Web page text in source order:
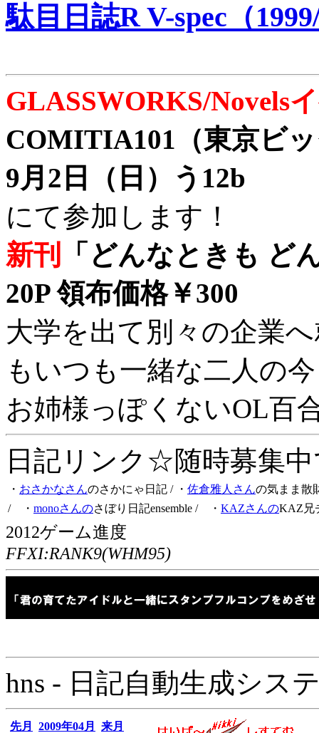
駄目日誌R V-spec（
GLASSWORKS/Novels
COMITIA101（東京ビ
9月2日（日）う12b
にて参加します！
新刊
「どんなときも ど
20P 領布価格￥300
大学を出て別々の企業
もいつも一緒な二人の
お姉様っぽくないOL百
日記リンク☆随時募集
・ おさかなさんのさかにゃ日記 / ・ 佐倉雅人さんの気まま散
/ ・ monoさんのさぼり日記ensemble / ・ KAZさんのKAZ兄
2012ゲーム進度
FFXI:RANK9(WHM95)
hns - 日記自動生成シス
先月 2009年04月
来月